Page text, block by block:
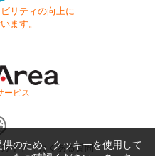
リティの向上に
ます。
ービス -
イド よくある質問
のため、クッキーを使用して